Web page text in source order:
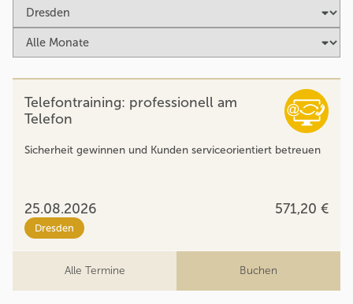
Telefontraining: professionell am
Telefon
Sicherheit gewinnen und Kunden serviceorientiert betreuen
25.08.2026 571,20 €
Dresden
Alle Termine Buchen